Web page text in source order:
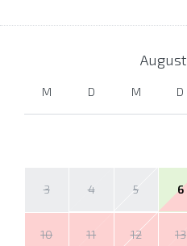
August
M D M D
3 4 5 6
10 11 12 13